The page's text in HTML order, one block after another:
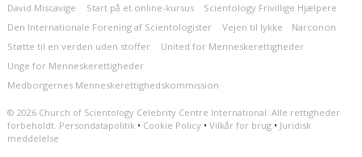
David Miscavige
Start på et online-kursus
Scientology Frivillige Hjælpere
Den Internationale Forening af Scientologister
Vejen til lykke
Narconon
Støtte til en verden uden stoffer
United for Menneskerettigheder
Unge for Menneskerettigheder
Medborgernes Menneskerettigheds­kommission
© 2026 Church of Scientology Celebrity Centre International. Alle rettigheder
forbeholdt. Persondatapolitik • Cookie Policy • Vilkår for brug • Juridisk
meddelelse